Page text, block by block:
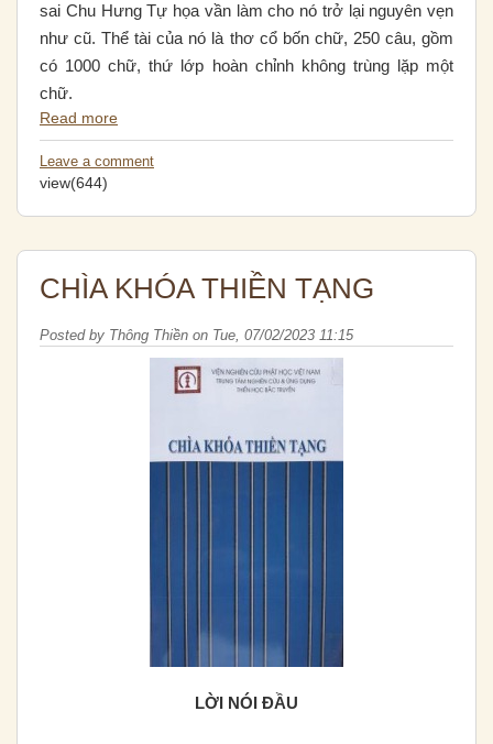
sai Chu Hưng Tự họa vần làm cho nó trở lại nguyên vẹn
như cũ. Thể tài của nó là thơ cổ bốn chữ, 250 câu, gồm
có 1000 chữ, thứ lớp hoàn chỉnh không trùng lặp một
chữ.
Read more
Leave a comment
view(644)
CHÌA KHÓA THIỀN TẠNG
Posted by Thông Thiền on Tue, 07/02/2023 11:15
LỜI NÓI ĐẦU